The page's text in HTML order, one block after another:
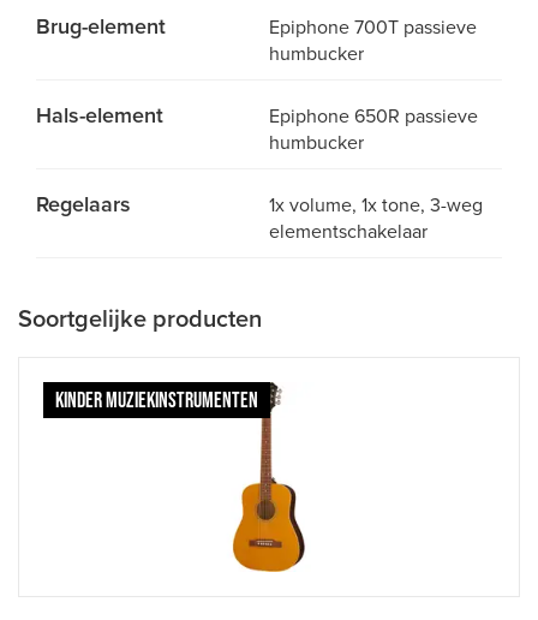
Brug-element
Epiphone 700T passieve
humbucker
Hals-element
Epiphone 650R passieve
humbucker
Regelaars
1x volume, 1x tone, 3-weg
elementschakelaar
Soortgelijke producten
KINDER MUZIEKINSTRUMENTEN